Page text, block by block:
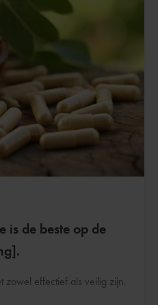
is de beste op de
zowel effectief als veilig zijn.